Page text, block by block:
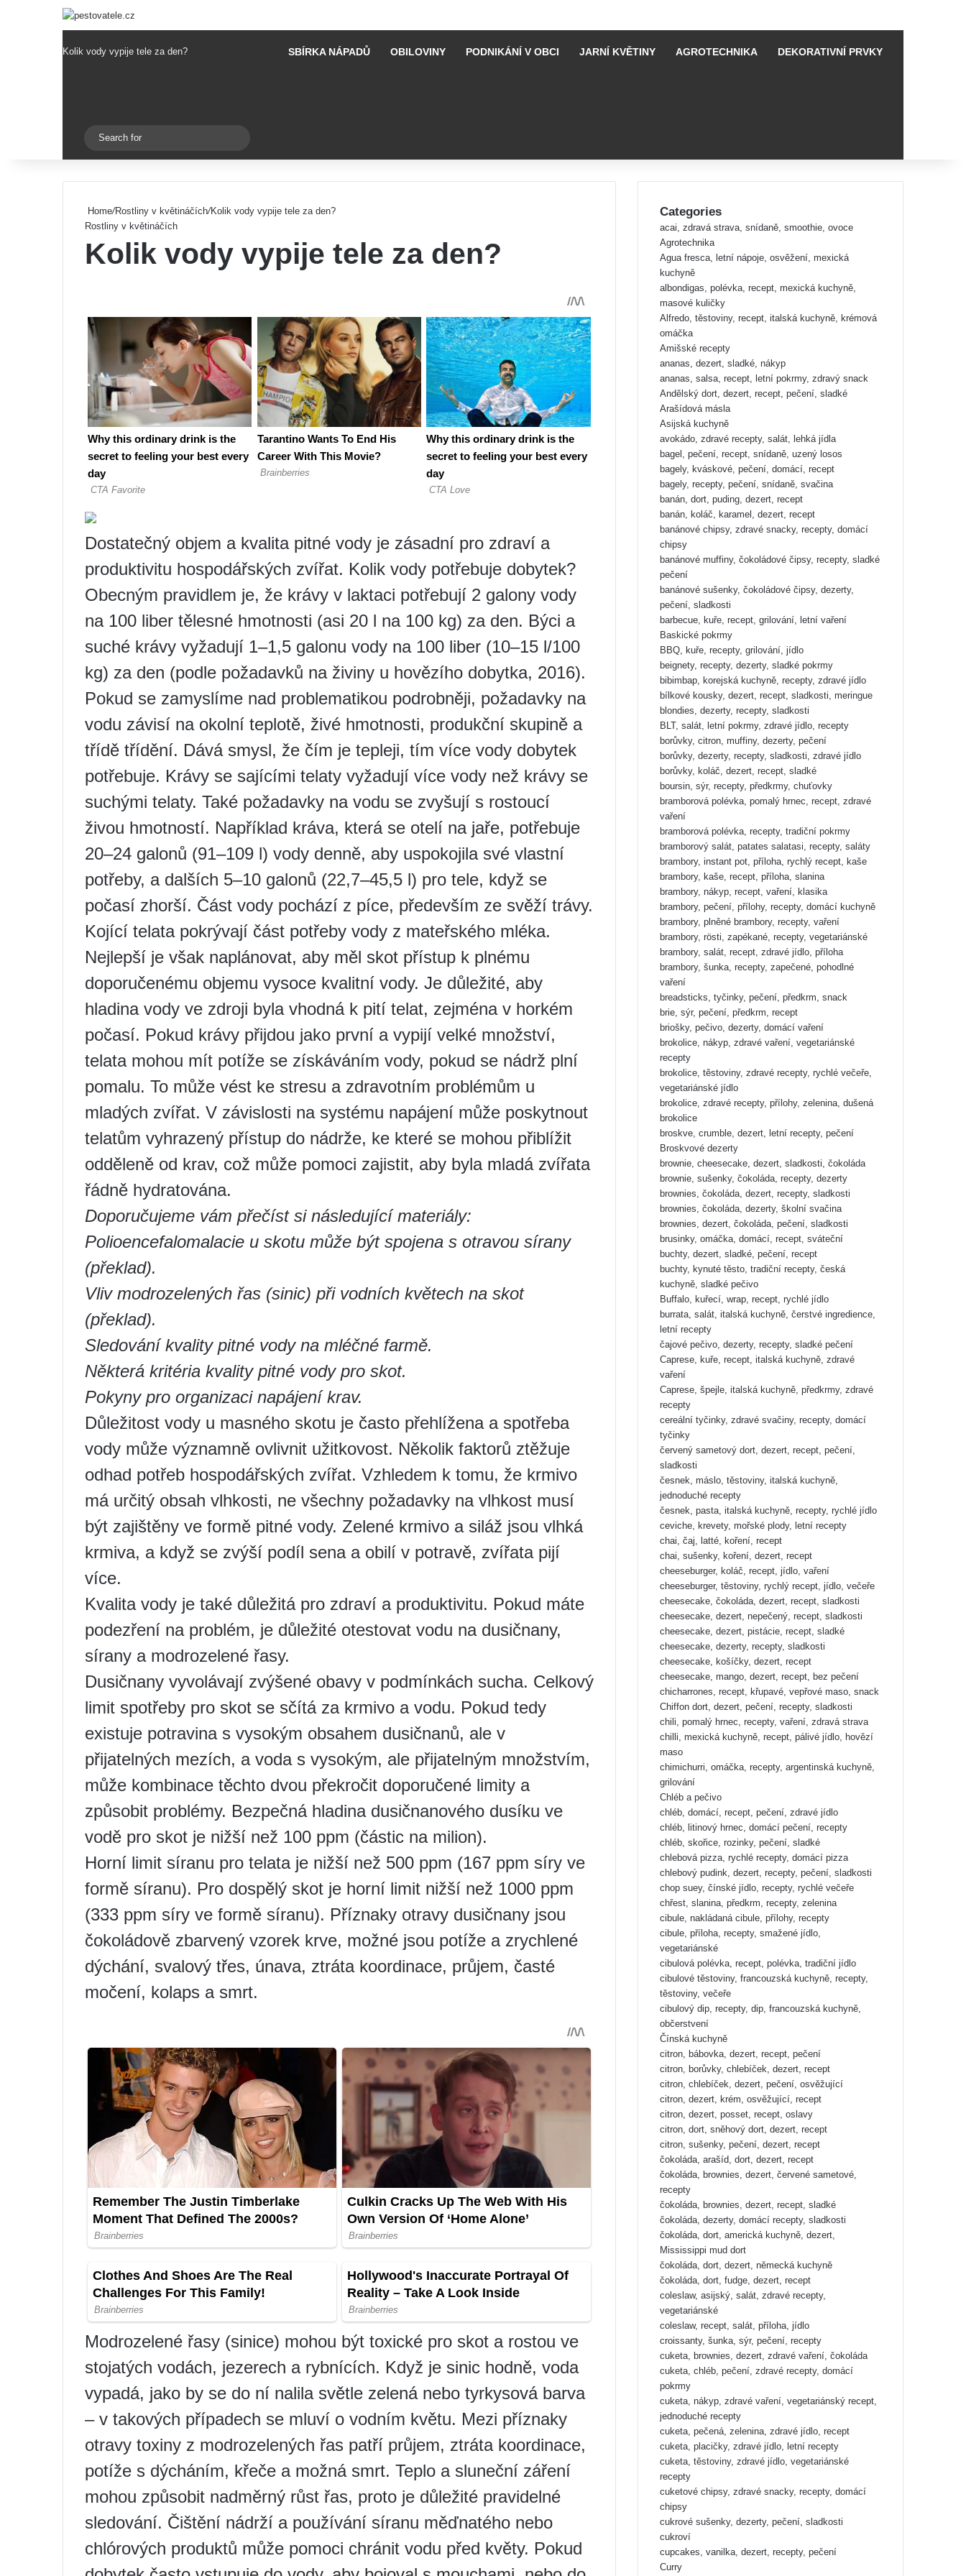
Kolik vody vypije tele za den? SBÍRKA NÁPADŮ OBILOVINY PODNIKÁNÍ V OBCI JARNÍ KVĚTINY AGROTECHNIKA DEKORATIVNÍ PRVKY
Switch skin
for
Home/Rostliny v květináčích/Kolik vody vypije tele za den?
Rostliny v květináčích
Kolik vody vypije tele za den?
Dostatečný objem a kvalita pitné vody je zásadní pro zdraví a
produktivitu hospodářských zvířat. Kolik vody potřebuje dobytek?
Obecným pravidlem je, že krávy v laktaci potřebují 2 galony vody
na 100 liber tělesné hmotnosti (asi 20 l na 100 kg) za den. Býci a
suché krávy vyžadují 1–1,5 galonu vody na 100 liber (10–15 l/100
kg) za den (podle požadavků na živiny u hovězího dobytka, 2016).
Pokud se zamyslíme nad problematikou podrobněji, požadavky na
vodu závisí na okolní teplotě, živé hmotnosti, produkční skupině a
třídě třídění. Dává smysl, že čím je tepleji, tím více vody dobytek
potřebuje. Krávy se sajícími telaty vyžadují více vody než krávy se
suchými telaty. Také požadavky na vodu se zvyšují s rostoucí
živou hmotností. Například kráva, která se otelí na jaře, potřebuje
20–24 galonů (91–109 l) vody denně, aby uspokojila své vlastní
potřeby, a dalších 5–10 galonů (22,7–45,5 l) pro tele, když se
počasí zhorší. Část vody pochází z píce, především ze svěží trávy.
Kojící telata pokrývají část potřeby vody z mateřského mléka.
Nejlepší je však naplánovat, aby měl skot přístup k plnému
doporučenému objemu vysoce kvalitní vody. Je důležité, aby
hladina vody ve zdroji byla vhodná k pití telat, zejména v horkém
počasí. Pokud krávy přijdou jako první a vypijí velké množství,
telata mohou mít potíže se získáváním vody, pokud se nádrž plní
pomalu. To může vést ke stresu a zdravotním problémům u
mladých zvířat. V závislosti na systému napájení může poskytnout
telatům vyhrazený přístup do nádrže, ke které se mohou přiblížit
odděleně od krav, což může pomoci zajistit, aby byla mladá zvířata
řádně hydratována.
Doporučujeme vám přečíst si následující materiály:
Polioencefalomalacie u skotu může být spojena s otravou sírany
(překlad).
Vliv modrozelených řas (sinic) při vodních květech na skot
(překlad).
Sledování kvality pitné vody na mléčné farmě.
Některá kritéria kvality pitné vody pro skot.
Pokyny pro organizaci napájení krav.
Důležitost vody u masného skotu je často přehlížena a spotřeba
vody může významně ovlivnit užitkovost. Několik faktorů ztěžuje
odhad potřeb hospodářských zvířat. Vzhledem k tomu, že krmivo
má určitý obsah vlhkosti, ne všechny požadavky na vlhkost musí
být zajištěny ve formě pitné vody. Zelené krmivo a siláž jsou vlhká
krmiva, a když se zvýší podíl sena a obilí v potravě, zvířata pijí
více.
Kvalita vody je také důležitá pro zdraví a produktivitu. Pokud máte
podezření na problém, je důležité otestovat vodu na dusičnany,
sírany a modrozelené řasy.
Dusičnany vyvolávají zvýšené obavy v podmínkách sucha. Celkový
limit spotřeby pro skot se sčítá za krmivo a vodu. Pokud tedy
existuje potravina s vysokým obsahem dusičnanů, ale v
přijatelných mezích, a voda s vysokým, ale přijatelným množstvím,
může kombinace těchto dvou překročit doporučené limity a
způsobit problémy. Bezpečná hladina dusičnanového dusíku ve
vodě pro skot je nižší než 100 ppm (částic na milion).
Horní limit síranu pro telata je nižší než 500 ppm (167 ppm síry ve
formě síranu). Pro dospělý skot je horní limit nižší než 1000 ppm
(333 ppm síry ve formě síranu). Příznaky otravy dusičnany jsou
čokoládově zbarvený vzorek krve, možné jsou potíže a zrychlené
dýchání, svalový třes, únava, ztráta koordinace, průjem, časté
močení, kolaps a smrt.
Modrozelené řasy (sinice) mohou být toxické pro skot a rostou ve
stojatých vodách, jezerech a rybnících. Když je sinic hodně, voda
vypadá, jako by se do ní nalila světle zelená nebo tyrkysová barva
– v takových případech se mluví o vodním květu. Mezi příznaky
otravy toxiny z modrozelených řas patří průjem, ztráta koordinace,
potíže s dýcháním, křeče a možná smrt. Teplo a sluneční záření
mohou způsobit nadměrný růst řas, proto je důležité pravidelné
sledování. Čištění nádrží a používání síranu měďnatého nebo
chlórových produktů může pomoci chránit vodu před květy. Pokud
Categories
acai, zdravá strava, snídaně, smoothie, ovoce
Agrotechnika
Agua fresca, letní nápoje, osvěžení, mexická
kuchyně
albondigas, polévka, recept, mexická kuchyně,
masové kuličky
Alfredo, těstoviny, recept, italská kuchyně, krémová
omáčka
Amišské recepty
ananas, dezert, sladké, nákyp
ananas, salsa, recept, letní pokrmy, zdravý snack
Andělský dort, dezert, recept, pečení, sladké
Arašídová másla
Asijská kuchyně
avokádo, zdravé recepty, salát, lehká jídla
bagel, pečení, recept, snídaně, uzený losos
bagely, kváskové, pečení, domácí, recept
bagely, recepty, pečení, snídaně, svačina
banán, dort, puding, dezert, recept
banán, koláč, karamel, dezert, recept
banánové chipsy, zdravé snacky, recepty, domácí
chipsy
banánové muffiny, čokoládové čipsy, recepty, sladké
pečení
banánové sušenky, čokoládové čipsy, dezerty,
pečení, sladkosti
barbecue, kuře, recept, grilování, letní vaření
Baskické pokrmy
BBQ, kuře, recepty, grilování, jídlo
beignety, recepty, dezerty, sladké pokrmy
bibimbap, korejská kuchyně, recepty, zdravé jídlo
bílkové kousky, dezert, recept, sladkosti, meringue
blondies, dezerty, recepty, sladkosti
BLT, salát, letní pokrmy, zdravé jídlo, recepty
borůvky, citron, muffiny, dezerty, pečení
borůvky, dezerty, recepty, sladkosti, zdravé jídlo
borůvky, koláč, dezert, recept, sladké
boursin, sýr, recepty, předkrmy, chuťovky
bramborová polévka, pomalý hrnec, recept, zdravé
vaření
bramborová polévka, recepty, tradiční pokrmy
bramborový salát, patates salatasi, recepty, saláty
brambory, instant pot, příloha, rychlý recept, kaše
brambory, kaše, recept, příloha, slanina
brambory, nákyp, recept, vaření, klasika
brambory, pečení, přílohy, recepty, domácí kuchyně
brambory, plněné brambory, recepty, vaření
brambory, rösti, zapékané, recepty, vegetariánské
brambory, salát, recept, zdravé jídlo, příloha
brambory, šunka, recepty, zapečené, pohodlné
vaření
breadsticks, tyčinky, pečení, předkrm, snack
brie, sýr, pečení, předkrm, recept
briošky, pečivo, dezerty, domácí vaření
brokolice, nákyp, zdravé vaření, vegetariánské
recepty
brokolice, těstoviny, zdravé recepty, rychlé večeře,
vegetariánské jídlo
brokolice, zdravé recepty, přílohy, zelenina, dušená
brokolice
broskve, crumble, dezert, letní recepty, pečení
Broskvové dezerty
brownie, cheesecake, dezert, sladkosti, čokoláda
brownie, sušenky, čokoláda, recepty, dezerty
brownies, čokoláda, dezert, recepty, sladkosti
brownies, čokoláda, dezerty, školní svačina
brownies, dezert, čokoláda, pečení, sladkosti
brusinky, omáčka, domácí, recept, sváteční
buchty, dezert, sladké, pečení, recept
buchty, kynuté těsto, tradiční recepty, česká
kuchyně, sladké pečivo
Buffalo, kuřecí, wrap, recept, rychlé jídlo
burrata, salát, italská kuchyně, čerstvé ingredience,
letní recepty
čajové pečivo, dezerty, recepty, sladké pečení
Caprese, kuře, recept, italská kuchyně, zdravé
vaření
Caprese, špejle, italská kuchyně, předkrmy, zdravé
recepty
cereální tyčinky, zdravé svačiny, recepty, domácí
tyčinky
červený sametový dort, dezert, recept, pečení,
sladkosti
česnek, máslo, těstoviny, italská kuchyně,
jednoduché recepty
česnek, pasta, italská kuchyně, recepty, rychlé jídlo
ceviche, krevety, mořské plody, letní recepty
chai, čaj, latté, koření, recept
chai, sušenky, koření, dezert, recept
cheeseburger, koláč, recept, jídlo, vaření
cheeseburger, těstoviny, rychlý recept, jídlo, večeře
cheesecake, čokoláda, dezert, recept, sladkosti
cheesecake, dezert, nepečený, recept, sladkosti
cheesecake, dezert, pistácie, recept, sladké
cheesecake, dezerty, recepty, sladkosti
cheesecake, košíčky, dezert, recept
cheesecake, mango, dezert, recept, bez pečení
chicharrones, recept, křupavé, vepřové maso, snack
Chiffon dort, dezert, pečení, recepty, sladkosti
chili, pomalý hrnec, recepty, vaření, zdravá strava
chilli, mexická kuchyně, recept, pálivé jídlo, hovězí
maso
chimichurri, omáčka, recepty, argentinská kuchyně,
grilování
Chléb a pečivo
chléb, domácí, recept, pečení, zdravé jídlo
chléb, litinový hrnec, domácí pečení, recepty
chléb, skořice, rozinky, pečení, sladké
chlebová pizza, rychlé recepty, domácí pizza
chlebový pudink, dezert, recepty, pečení, sladkosti
chop suey, čínské jídlo, recepty, rychlé večeře
chřest, slanina, předkrm, recepty, zelenina
cibule, nakládaná cibule, přílohy, recepty
cibule, příloha, recepty, smažené jídlo,
vegetariánské
cibulová polévka, recept, polévka, tradiční jídlo
cibulové těstoviny, francouzská kuchyně, recepty,
těstoviny, večeře
cibulový dip, recepty, dip, francouzská kuchyně,
občerstvení
Čínská kuchyně
citron, bábovka, dezert, recept, pečení
citron, borůvky, chlebíček, dezert, recept
citron, chlebíček, dezert, pečení, osvěžující
citron, dezert, krém, osvěžující, recept
citron, dezert, posset, recept, oslavy
citron, dort, sněhový dort, dezert, recept
citron, sušenky, pečení, dezert, recept
čokoláda, arašíd, dort, dezert, recept
čokoláda, brownies, dezert, červené sametové,
recepty
čokoláda, brownies, dezert, recept, sladké
čokoláda, dezerty, domácí recepty, sladkosti
čokoláda, dort, americká kuchyně, dezert,
Mississippi mud dort
čokoláda, dort, dezert, německá kuchyně
čokoláda, dort, fudge, dezert, recept
coleslaw, asijský, salát, zdravé recepty,
vegetariánské
coleslaw, recept, salát, příloha, jídlo
croissanty, šunka, sýr, pečení, recepty
cuketa, brownies, dezert, zdravé vaření, čokoláda
cuketa, chléb, pečení, zdravé recepty, domácí
pokrmy
cuketa, nákyp, zdravé vaření, vegetariánský recept,
jednoduché recepty
cuketa, pečená, zelenina, zdravé jídlo, recept
cuketa, placičky, zdravé jídlo, letní recepty
cuketa, těstoviny, zdravé jídlo, vegetariánské
recepty
cuketové chipsy, zdravé snacky, recepty, domácí
chipsy
cukrové sušenky, dezerty, pečení, sladkosti
cukroví
cupcakes, vanilka, dezert, recepty, pečení
Curry